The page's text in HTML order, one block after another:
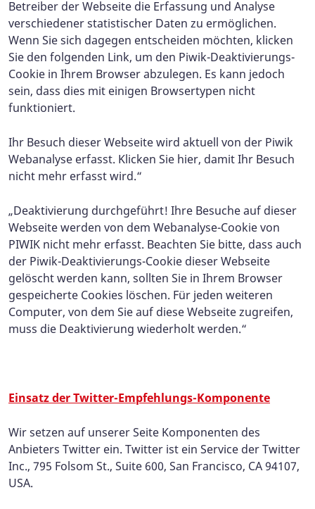
Betreiber der Webseite die Erfassung und Analyse
verschiedener statistischer Daten zu ermöglichen.
Wenn Sie sich dagegen entscheiden möchten, klicken
Sie den folgenden Link, um den Piwik-Deaktivierungs-
Cookie in Ihrem Browser abzulegen. Es kann jedoch
sein, dass dies mit einigen Browsertypen nicht
funktioniert.
Ihr Besuch dieser Webseite wird aktuell von der Piwik
Webanalyse erfasst. Klicken Sie hier, damit Ihr Besuch
nicht mehr erfasst wird.“
„Deaktivierung durchgeführt! Ihre Besuche auf dieser
Webseite werden von dem Webanalyse-Cookie von
PIWIK nicht mehr erfasst. Beachten Sie bitte, dass auch
der Piwik-Deaktivierungs-Cookie dieser Webseite
gelöscht werden kann, sollten Sie in Ihrem Browser
gespeicherte Cookies löschen. Für jeden weiteren
Computer, von dem Sie auf diese Webseite zugreifen,
muss die Deaktivierung wiederholt werden.“
Einsatz der Twitter-Empfehlungs-Komponente
Wir setzen auf unserer Seite Komponenten des
Anbieters Twitter ein. Twitter ist ein Service der Twitter
Inc., 795 Folsom St., Suite 600, San Francisco, CA 94107,
USA.